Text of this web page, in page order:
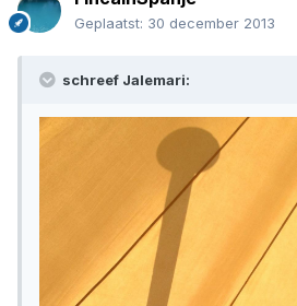
Geplaatst: 30 december 2013
schreef Jalemari: